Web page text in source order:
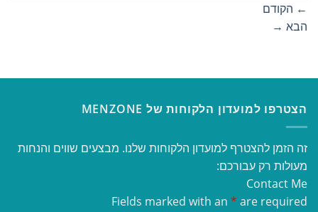
← הקודם
הבא →
הצטרפו למועדון הלקוחות של MENZONE
זה הזמן להצטרף למועדון הלקוחות שלנו. מבצעים שווים והנחות
מעולות רק עבורכם:
Contact Me
Fields marked with an * are required